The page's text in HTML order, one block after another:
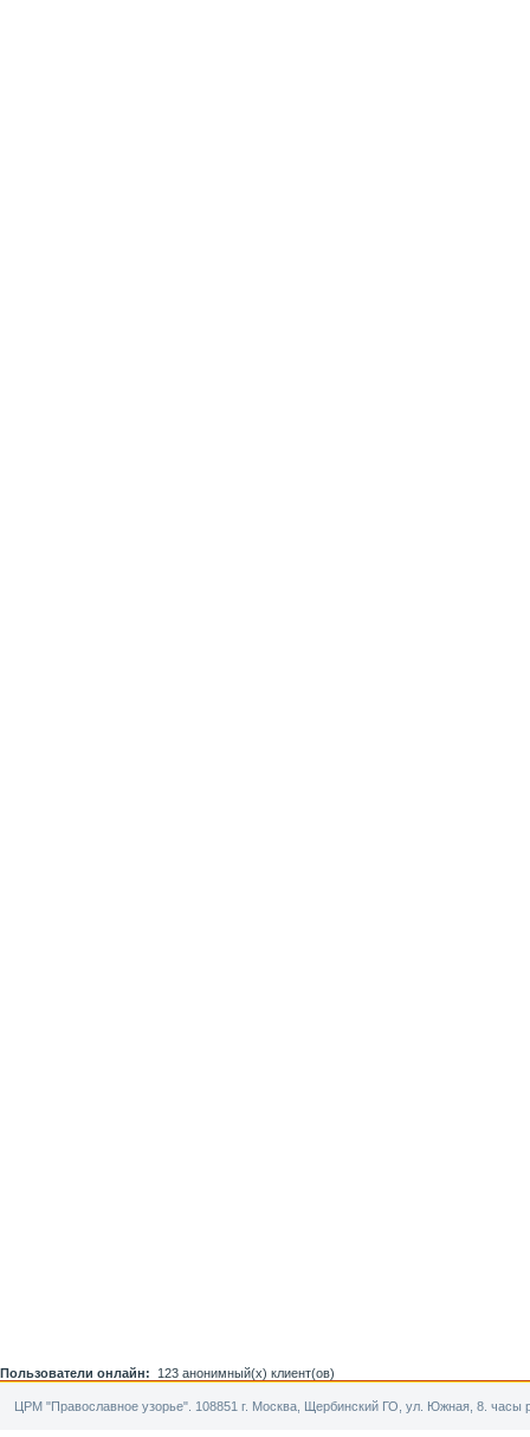
Пользователи онлайн: 123 анонимный(х) клиент(ов)
ЦРМ "Православное узорье". 108851 г. Москва, Щербинский ГО, ул. Южная, 8. часы